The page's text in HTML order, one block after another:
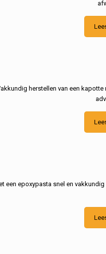
herstellen van een
een epoxypasta snel en